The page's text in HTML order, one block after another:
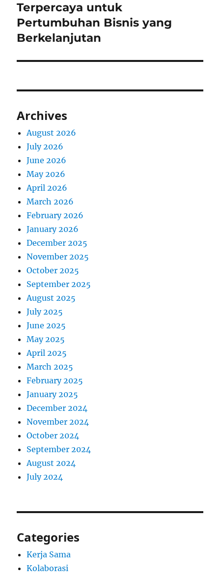
post:
Terpercaya untuk
Pertumbuhan Bisnis yang
Berkelanjutan
Archives
August 2026
July 2026
June 2026
May 2026
April 2026
March 2026
February 2026
January 2026
December 2025
November 2025
October 2025
September 2025
August 2025
July 2025
June 2025
May 2025
April 2025
March 2025
February 2025
January 2025
December 2024
November 2024
October 2024
September 2024
August 2024
July 2024
Categories
Kerja Sama
Kolaborasi